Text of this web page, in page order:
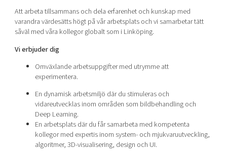
Att arbeta tillsammans och dela erfarenhet och kunskap med
varandra värdesätts högt på vår arbetsplats och vi samarbetar tätt
såväl med våra kollegor globalt som i Linköping.
Vi erbjuder dig
Omväxlande arbetsuppgifter med utrymme att
experimentera.
En dynamisk arbetsmiljö där du stimuleras och
vidareutvecklas inom områden som bildbehandling och
Deep Learning.
En arbetsplats där du får samarbeta med kompetenta
kollegor med expertis inom system- och mjukvaruutveckling,
algoritmer, 3D-visualisering, design och UI.